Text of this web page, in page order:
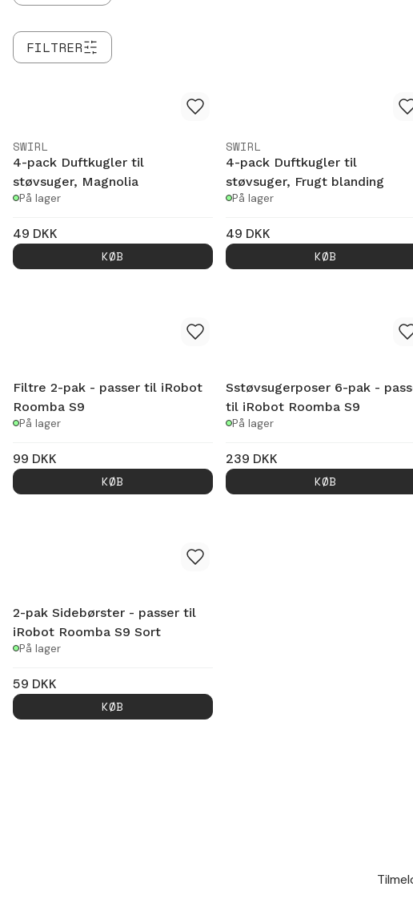
FILTRER
SWIRL
4-pack Duftkugler til
støvsuger, Magnolia
På lager
49 DKK
KØB
SWIRL
4-pack Duftkugler til
støvsuger, Frugt blanding
På lager
49 DKK
KØB
Filtre 2-pak - passer til iRobot
Roomba S9
På lager
99 DKK
KØB
Sstøvsugerposer 6-pak -
til iRobot Roomba S9
På lager
239 DKK
KØB
2-pak Sidebørster - passer til
iRobot Roomba S9 Sort
På lager
59 DKK
KØB